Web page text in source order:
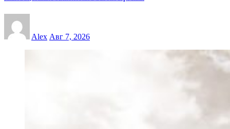
Alex Авг 7, 2026